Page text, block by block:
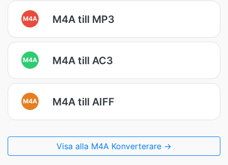
M4A M4A till MP3
M4A M4A till AC3
M4A M4A till AIFF
Visa alla M4A Konverterare →